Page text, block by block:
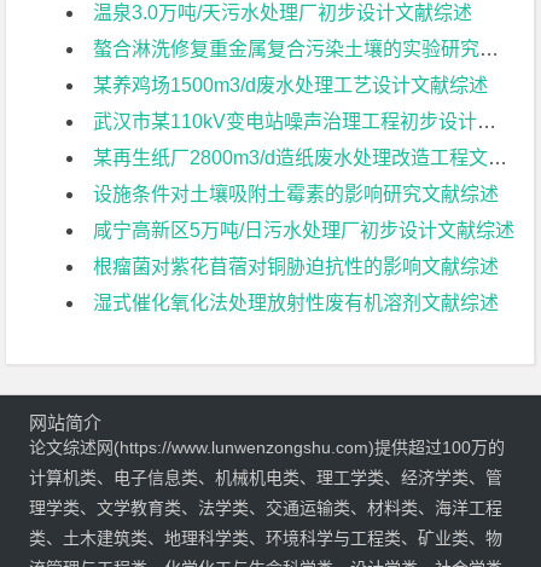
温泉3.0万吨/天污水处理厂初步设计文献综述
螯合淋洗修复重金属复合污染土壤的实验研究文献综述
某养鸡场1500m3/d废水处理工艺设计文献综述
武汉市某110kV变电站噪声治理工程初步设计文献综述
某再生纸厂2800m3/d造纸废水处理改造工程文献综述
设施条件对土壤吸附土霉素的影响研究文献综述
咸宁高新区5万吨/日污水处理厂初步设计文献综述
根瘤菌对紫花苜蓿对铜胁迫抗性的影响文献综述
湿式催化氧化法处理放射性废有机溶剂文献综述
网站简介
论文综述网(https://www.lunwenzongshu.com)提供超过100万的
计算机类、电子信息类、机械机电类、理工学类、经济学类、管
理学类、文学教育类、法学类、交通运输类、材料类、海洋工程
类、土木建筑类、地理科学类、环境科学与工程类、矿业类、物